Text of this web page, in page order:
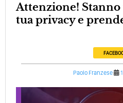
Attenzione! Stanno frugando tra la
tua privacy e
Paolo Franzese